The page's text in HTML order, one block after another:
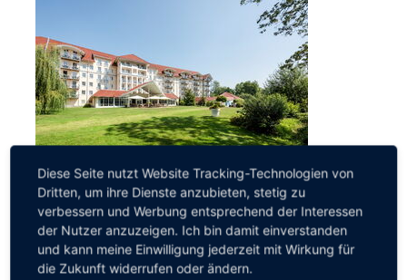
GOLF & WOMO
MALLORCA GOLFWOCHE
Bei uns gibt es GolfZEIT mit inkludierter Greenfee!
Unser Angebot im Überblick:
2 Übernachtungen inkl. Allgäuer Frühstücksbuffet
Diese Seite nutzt Website Tracking-Technologien von
Dritten, um ihre Dienste anzubieten, stetig zu
verbessern und Werbung entsprechend der Interessen
der Nutzer anzuzeigen. Ich bin damit einverstanden
und kann meine Einwilligung jederzeit mit Wirkung für
die Zukunft widerrufen oder ändern.